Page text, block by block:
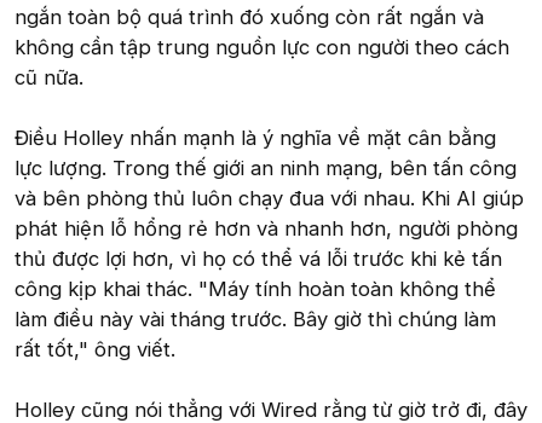
ngắn toàn bộ quá trình đó xuống còn rất ngắn và
không cần tập trung nguồn lực con người theo cách
cũ nữa.
Điều Holley nhấn mạnh là ý nghĩa về mặt cân bằng
lực lượng. Trong thế giới an ninh mạng, bên tấn công
và bên phòng thủ luôn chạy đua với nhau. Khi AI giúp
phát hiện lỗ hổng rẻ hơn và nhanh hơn, người phòng
thủ được lợi hơn, vì họ có thể vá lỗi trước khi kẻ tấn
công kịp khai thác. "Máy tính hoàn toàn không thể
làm điều này vài tháng trước. Bây giờ thì chúng làm
rất tốt," ông viết.
Holley cũng nói thẳng với Wired rằng từ giờ trở đi, đây